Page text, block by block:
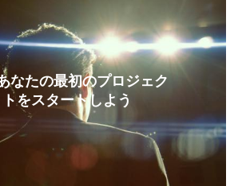
なたの最初のプロジェク
トをスタートしよう